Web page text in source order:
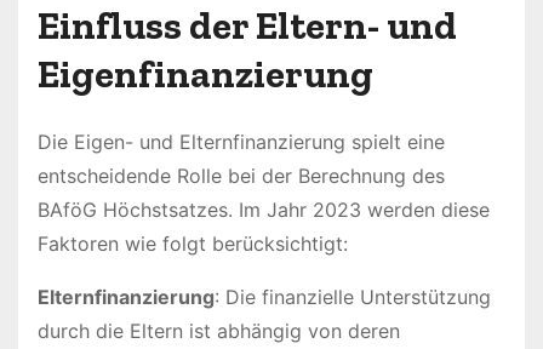
Einfluss der Eltern- und
Eigenfinanzierung
Die Eigen- und Elternfinanzierung spielt eine
entscheidende Rolle bei der Berechnung des
BAföG Höchstsatzes. Im Jahr 2023 werden diese
Faktoren wie folgt berücksichtigt:
Elternfinanzierung: Die finanzielle Unterstützung
durch die Eltern ist abhängig von deren